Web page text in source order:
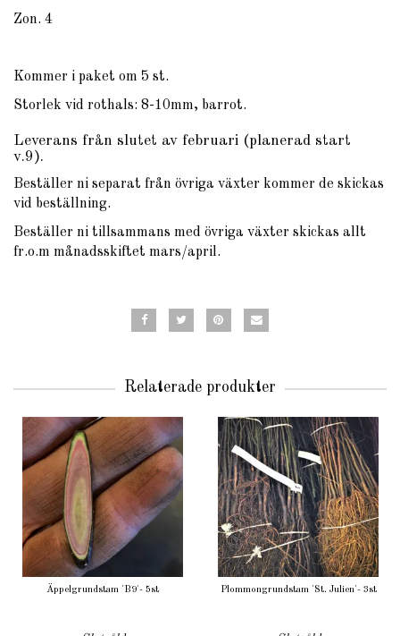
Zon. 4
Kommer i paket om 5 st.
Storlek vid rothals: 8-10mm, barrot.
Leverans från slutet av februari (planerad start
v.9).
Beställer ni separat från övriga växter kommer de skickas
vid beställning.
Beställer ni tillsammans med övriga växter skickas allt
fr.o.m månadsskiftet mars/april.
Relaterade produkter
Äppelgrundstam 'B9'- 5st Plommongrundstam 'St. Julien'- 3st